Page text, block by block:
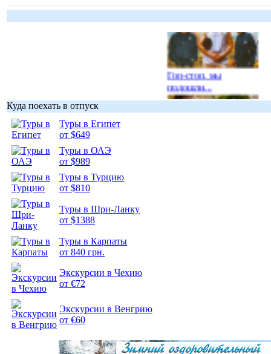
Гоп-стоп, мы
подошли...
Куда поехать в отпуск
Туры в Египет
от $649
Туры в ОАЭ
от $989
Туры в Турцию
от $810
Туры в Шри-Ланку
от $1388
Туры в Карпаты
от 840 грн.
Экскурсии в Чехию
от €72
Экскурсии в Венгрию
от €60